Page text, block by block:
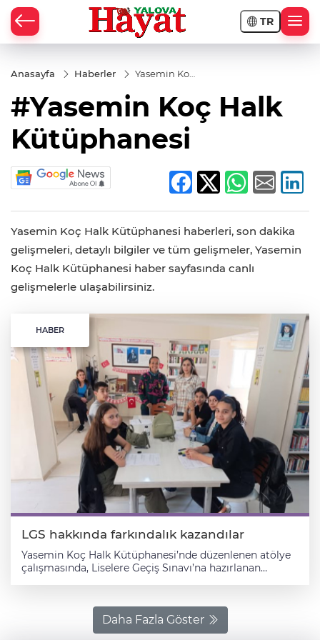
TR
Anasayfa Haberler
Yasemin Koç
Kütüphanesi
#Yasemin Koç Halk
Kütüphanesi
Yasemin Koç Halk Kütüphanesi haberleri, son dakika
gelişmeleri, detaylı bilgiler ve tüm gelişmeler, Yasemin
Koç Halk Kütüphanesi haber sayfasında canlı
gelişmelerle ulaşabilirsiniz.
HABER
LGS hakkında farkındalık kazandılar
Yasemin Koç Halk Kütüphanesi’nde düzenlenen atölye
çalışmasında, Liselere Geçiş Sınavı’na hazırlanan
kapsamı, sınav stratejileri ve doğru çalışma yöntemleri
hakkında değerli bilgiler edindi. LGS 2025 öğrencilerine
yönelik olarak verilen atölye çalışmasında, Milli Eğitim
Daha Fazla Göster